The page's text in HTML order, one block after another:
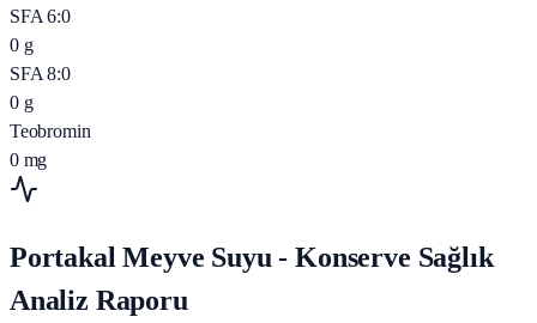
SFA 6:0
0 g
SFA 8:0
0 g
Teobromin
0 mg
Portakal Meyve Suyu - Konserve Sağlık
Analiz Raporu